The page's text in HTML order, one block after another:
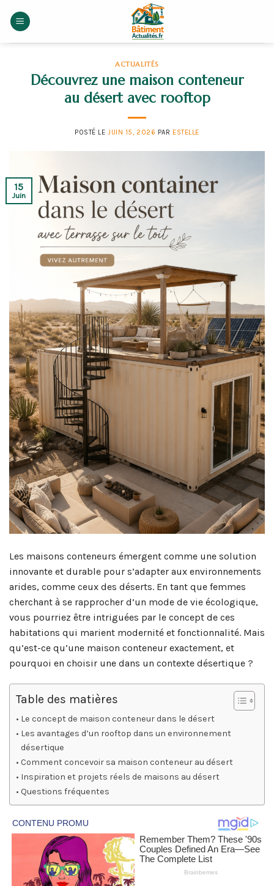
ACTUALITÉS
Découvrez une maison conteneur
au désert avec rooftop
POSTÉ LEJUIN 15, 2026 PAR ESTELLE
15
Juin
Les maisons conteneurs émergent comme une solution
innovante et durable pour s’adapter aux environnements
arides, comme ceux des déserts. En tant que femmes
cherchant à se rapprocher d’un mode de vie écologique,
vous pourriez être intriguées par le concept de ces
habitations qui marient modernité et fonctionnalité. Mais
qu’est-ce qu’une maison conteneur exactement, et
pourquoi en choisir une dans un contexte désertique ?
Table des matières
Le concept de maison conteneur dans le désert
Les avantages d’un rooftop dans un environnement
désertique
Comment concevoir sa maison conteneur au désert
Inspiration et projets réels de maisons au désert
Questions fréquentes